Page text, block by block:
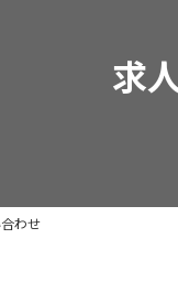
求
わせ